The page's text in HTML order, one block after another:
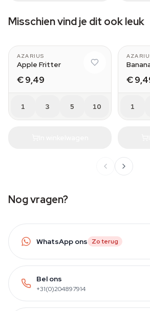
Misschien vind je dit ook leuk
AZARIUS
Apple Fritter
€ 9,49
1 3 5 10
€
1
Nog vragen?
WhatsApp ons Zo terug
Bel ons
+31(0)204897914